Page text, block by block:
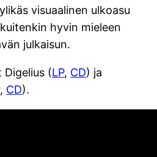
visuaalinen ulkoasu
kuitenkin hyvin mieleen
julkaisun.
(LP, CD) ja
, CD).